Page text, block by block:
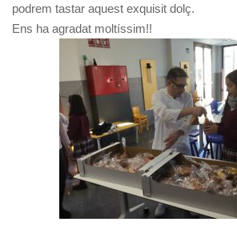
podrem tastar aquest exquisit dolç.
Ens ha agradat moltíssim!!